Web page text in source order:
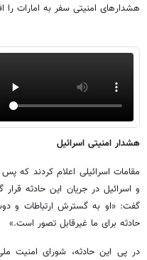
هشدارهای امنیتی سفر به امارات را
هشدار امنیتی اسرائیل
مقامات اسرائیلی اعلام کردند که
و اسرائیل در جریان این حادثه قرار
گفت: «او به گسترش ارتباطات و
حادثه برای ما غیرقابل تصور است.»
در پی این حادثه، شورای امنیت